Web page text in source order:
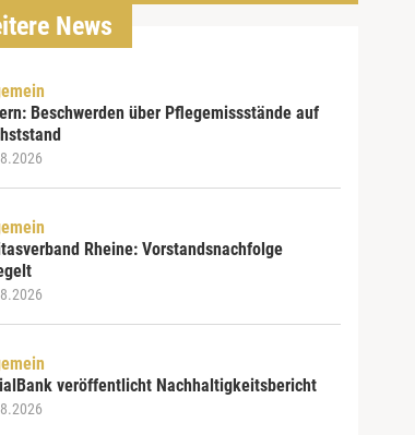
News
Beschwerden über Pflegemissstände auf
Rheine: Vorstandsnachfolge
veröffentlicht Nachhaltigkeitsbericht